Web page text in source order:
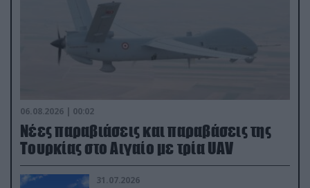
06.08.2026 | 00:02
Νέες παραβιάσεις και παραβάσεις της
Τουρκίας στο Αιγαίο με τρία UAV
31.07.2026